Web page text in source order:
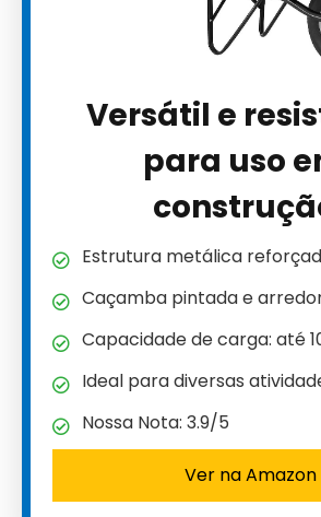
Versátil e
para uso
Estrutura metálica
Caçamba pintada e
Capacidade de carga: até
Ideal para diversas
Nossa Nota: 3.9/5
Ver na Amazon